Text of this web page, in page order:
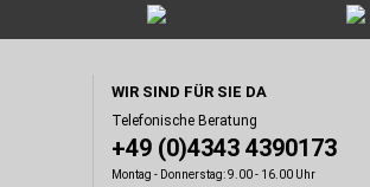
WIR SIND FÜR SIE DA
Telefonische Beratung
+49 (0)4343 4390173
Montag - Donnerstag: 9.00 - 16.00 Uhr